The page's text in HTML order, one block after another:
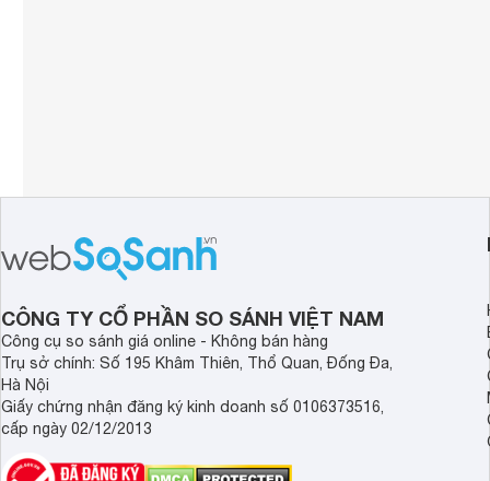
CÔNG TY CỔ PHẦN SO SÁNH VIỆT NAM
Công cụ so sánh giá online - Không bán hàng
Trụ sở chính: Số 195 Khâm Thiên, Thổ Quan, Đống Đa,
Hà Nội
Giấy chứng nhận đăng ký kinh doanh số 0106373516,
cấp ngày 02/12/2013